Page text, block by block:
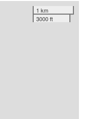
1 km
3000 ft